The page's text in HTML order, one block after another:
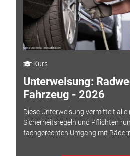
Kurs
Unterweisung:
Fahrzeug - 2026
Diese Unterweisung vermittelt alle
Sicherheitsregeln und Pflichten
fachgerechten Umgang mit